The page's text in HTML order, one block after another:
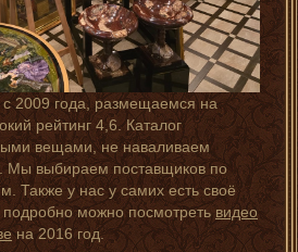
2009 года, размещаемся на
рейтинг 4,6. Каталог
вещами, не наваливаем
Мы выбираем поставщиков по
Также у нас у самих есть своё
подробно можно посмотретьвидео
на 2016 год.